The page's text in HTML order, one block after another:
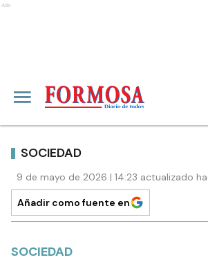
Ads
SOCIEDAD
9 de mayo de 2026 | 14:23 actualizado
Añadir como fuente en
SOCIEDAD